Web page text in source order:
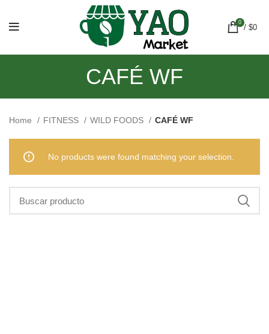
0
/ $0
CAFÉ WF
Home FITNESS WILD FOODS CAFÉ WF
No products were found matching your selection.